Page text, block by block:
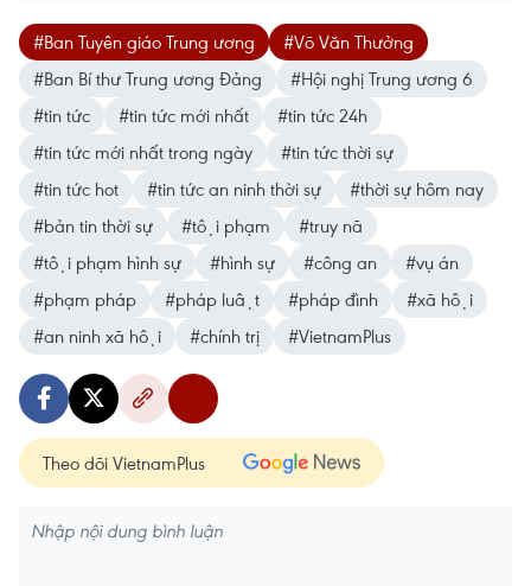
#Ban Tuyên giáo Trung ương
#Võ Văn Thưởng
#Ban Bí thư Trung ương Đảng
#Hội nghị Trung ương 6
#tin tức
#tin tức mới nhất
#tin tức 24h
#tin tức mới nhất trong ngày
#tin tức thời sự
#tin tức hot
#tin tức an ninh thời sự
#thời sự hôm nay
#bản tin thời sự
#tội phạm
#truy nã
#tội phạm hình sự
#hình sự #công an
#vụ án
#phạm pháp
#pháp luật #pháp đình
#xã hội
#an ninh xã hội
#chính trị #VietnamPlus
Theo dõi VietnamPlus